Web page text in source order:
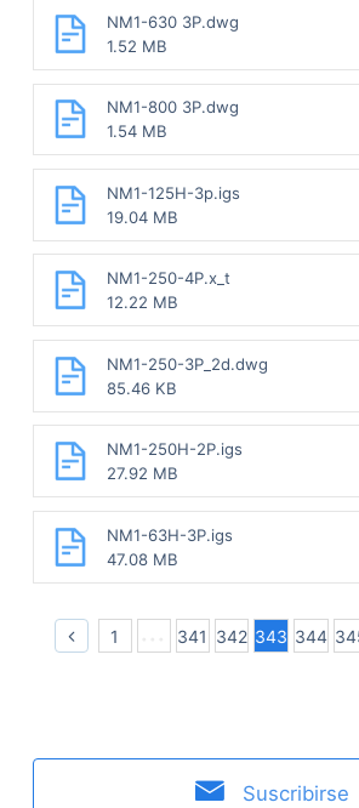
NM1-630 3P.dwg
1.52 MB
NM1-800 3P.dwg
1.54 MB
NM1-125H-3p.igs
19.04 MB
NM1-250-4P.x_t
12.22 MB
NM1-250-3P_2d.dwg
85.46 KB
NM1-250H-2P.igs
27.92 MB
NM1-63H-3P.igs
47.08 MB
1 341 342 343 344
Suscribirse